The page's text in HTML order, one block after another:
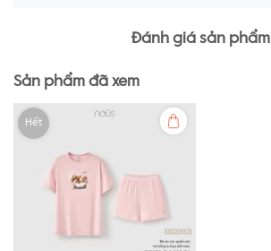
Đánh giá sản phẩm
Sản phẩm đã xem
Hết